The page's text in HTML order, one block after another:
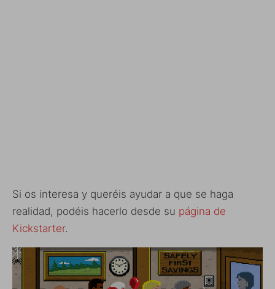
Si os interesa y queréis ayudar a que se haga
realidad, podéis hacerlo desde su página de
Kickstarter.